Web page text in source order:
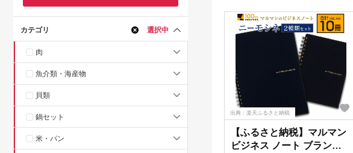
カテゴリ 選択中
肉
魚介類・海産物
貝類
鍋セット
米・パン
出典：楽天ふるさと納税
【ふるさと納税】マルマン
ビジネス ノート ブランド